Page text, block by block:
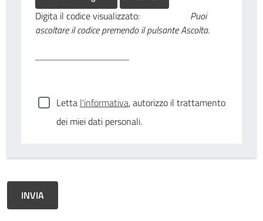
Digita il codice visualizzato:
Puoi
ascoltare il codice premendo il pulsante Ascolta.
Letta l'informativa, autorizzo il trattamento
dei miei dati personali.